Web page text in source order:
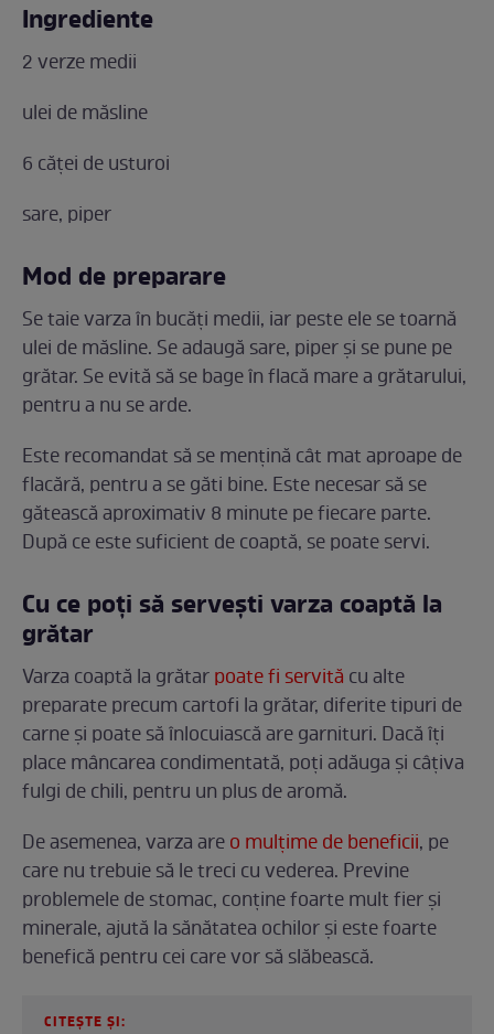
Ingrediente
2 verze medii
ulei de măsline
6 căței de usturoi
sare, piper
Mod de preparare
Se taie varza în bucăți medii, iar peste ele se toarnă
ulei de măsline. Se adaugă sare, piper și se pune pe
grătar. Se evită să se bage în flacă mare a grătarului,
pentru a nu se arde.
Este recomandat să se mențină cât mat aproape de
flacără, pentru a se găti bine. Este necesar să se
gătească aproximativ 8 minute pe fiecare parte.
După ce este suficient de coaptă, se poate servi.
Cu ce poți să servești varza coaptă la
grătar
Varza coaptă la grătarpoate fi servită cu alte
preparate precum cartofi la grătar, diferite tipuri de
carne și poate să înlocuiască are garnituri. Dacă îți
place mâncarea condimentată, poți adăuga și câțiva
fulgi de chili, pentru un plus de aromă.
De asemenea, varza areo mulțime de beneficii, pe
care nu trebuie să le treci cu vederea. Previne
problemele de stomac, conține foarte mult fier și
minerale, ajută la sănătatea ochilor și este foarte
benefică pentru cei care vor să slăbească.
CITEȘTE ȘI: